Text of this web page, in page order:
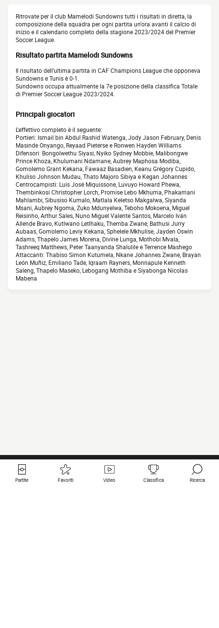
Ritrovate per il club Mamelodi Sundowns tutti i risultati in diretta, la
composizione della squadra per ogni partita un'ora avanti il calcio di
inizio e il calendario completo della stagione 2023/2024 del Premier
Soccer League.
Risultato partita Mamelodi Sundowns
Il risultato dell'ultima partita in CAF Champions League che opponeva
Sundowns e Tunis è 0-1.
Sundowns occupa attualmente la 7e posizione della classifica Totale
di Premier Soccer League 2023/2024.
Principali giocatori
L'effettivo completo è il seguente:
Portieri: Ismail bin Abdul Rashid Watenga, Jody Jason February, Denis
Masinde Onyango, Reyaad Pieterse e Ronwen Hayden Williams
Difensori: Bongolwethu Siyasi, Nyiko Sydney Mobbie, Malibongwe
Prince Khoza, Khulumani Ndamane, Aubrey Maphosa Modiba,
Gomolemo Grant Kekana, Fawaaz Basadien, Keanu Grégory Cupido,
Khuliso Johnson Mudau, Thato Majoro Sibiya e Kegan Johannes
Centrocampisti: Luís José Miquissone, Luvuyo Howard Phewa,
Thembinkosi Christopher Lorch, Promise Lebo Mkhuma, Phakamani
Mahlambi, Sibusiso Kumalo, Matlala Keletso Makgalwa, Siyanda
Msani, Aubrey Ngoma, Zuko Mdunyelwa, Teboho Mokoena, Miguel
Reisinho, Arthur Sales, Nuno Miguel Valente Santos, Marcelo Iván
Allende Bravo, Kutlwano Letlhaku, Themba Zwane, Bathusi Jurry
Aubaas, Gomolemo Leviy Kekana, Sphelele Mkhulise, Jayden Oswin
Adams, Thapelo James Morena, Divine Lunga, Mothobi Mvala,
Tashreeq Matthews, Peter Taanyanda Shalulile e Terrence Mashego
Attaccanti: Thabiso Simon Kutumela, Nkane Johannes Zwane, Brayan
León Muñiz, Emiliano Tade, Iqraam Rayners, Monnapule Kenneth
Saleng, Thapelo Maseko, Lebogang Mothiba e Siyabonga Nicolas
Mabena
Partite Favoriti Video Classifica Ricerca